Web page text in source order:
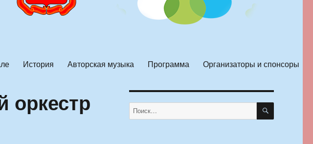
История Авторская музыка Программа Организаторы и спонсоры
оркестр
Искать: ПОИСК